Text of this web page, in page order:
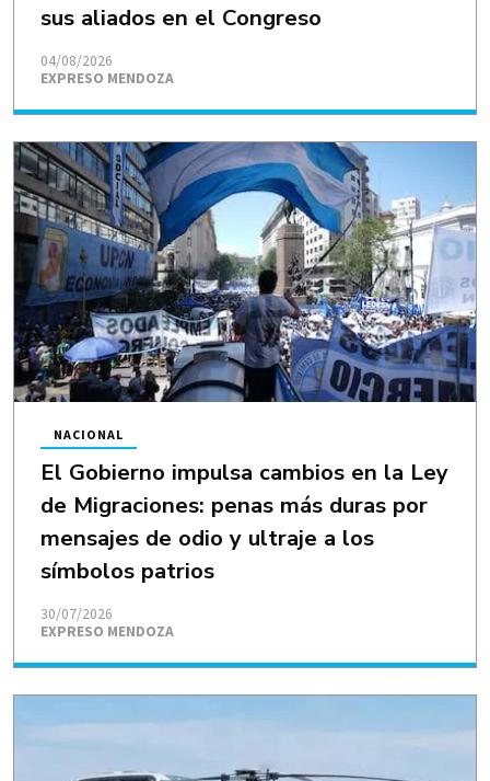
sus aliados en el Congreso
EXPRESO MENDOZA
04/08/2026
El Gobierno impulsa cambios en la Ley
de Migraciones: penas más duras por
mensajes de odio y ultraje a los
símbolos patrios
EXPRESO MENDOZA
NACIONAL
30/07/2026